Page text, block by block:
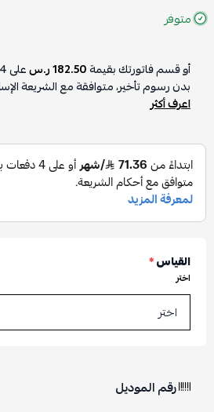
متوفر
أو قسم فاتورتك بقيمة182.50 ر.س على4
بدون رسوم تأخير، متوافقة مع الشريعة
اعرف أكثر
القياس*
اختر
رقم الموديل